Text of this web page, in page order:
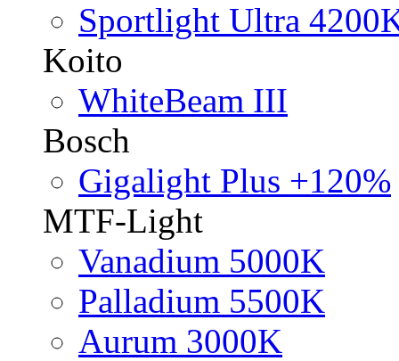
Sportlight Ultra
Koito
WhiteBeam III
Bosch
Gigalight Plus +120%
MTF-Light
Vanadium 5000K
Palladium 5500K
Aurum 3000K